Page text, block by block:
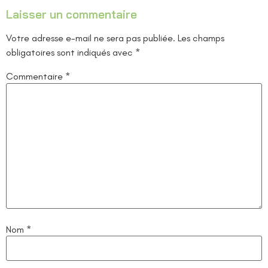
Laisser un commentaire
Votre adresse e-mail ne sera pas publiée. Les champs
obligatoires sont indiqués avec *
Commentaire *
Nom *